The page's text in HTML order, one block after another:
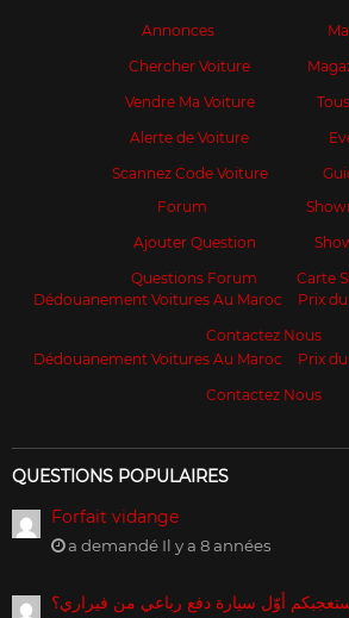
Annonces
Chercher Voiture
Vendre Ma Voiture
Alerte de Voiture
Scannez Code Voiture
Forum
Ajouter Question
Questions Forum
Carte
Dédouanement Voitures Au Maroc
Prix
Contactez Nous
Dédouanement Voitures Au Maroc
Prix
Contactez Nous
QUESTIONS POPULAIRES
Forfait vidange
a demandé Il y a 8 années
أوّل سيارة دفع رباعي من فيراري؟